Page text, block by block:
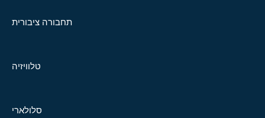
תחבורה ציבורית
טלוויזיה
סלולארי